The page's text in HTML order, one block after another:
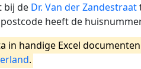
bij de Dr. Van der Zandestraat
heeft de
in handige Excel
.